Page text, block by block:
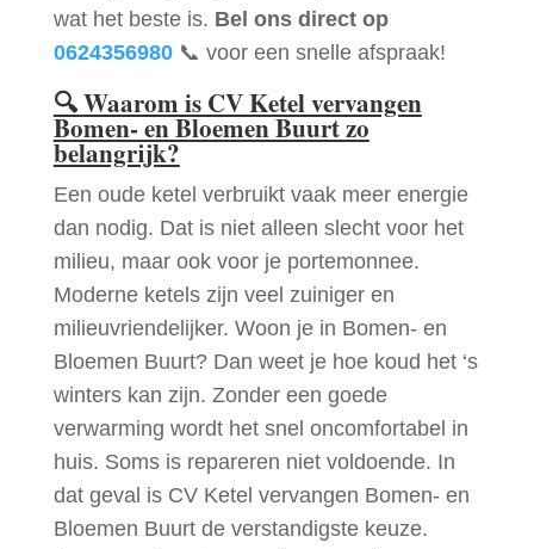
wat het beste is. Bel ons direct op
0624356980📞 voor een snelle afspraak!
🔍Waarom is CV Ketel vervangen
Bomen- en Bloemen Buurt zo
belangrijk?
Een oude ketel verbruikt vaak meer energie
dan nodig. Dat is niet alleen slecht voor het
milieu, maar ook voor je portemonnee.
Moderne ketels zijn veel zuiniger en
milieuvriendelijker. Woon je in Bomen- en
Bloemen Buurt? Dan weet je hoe koud het ‘s
winters kan zijn. Zonder een goede
verwarming wordt het snel oncomfortabel in
huis. Soms is repareren niet voldoende. In
dat geval is CV Ketel vervangen Bomen- en
Bloemen Buurt de verstandigste keuze.